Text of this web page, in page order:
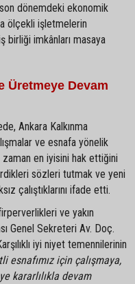
dönemdeki ekonomik
ölçekli işletmelerin
birliği imkânları masaya
Üretmeye Devam
Ankara Kalkınma
ve esnafa yönelik
zaman en iyisini hak ettiğini
sözleri tutmak ve yeni
çalıştıklarını ifade etti.
ve yakın
Genel Sekreteri Av. Doç.
iyi niyet temennilerinin
esnafımız için çalışmaya,
kararlılıkla devam